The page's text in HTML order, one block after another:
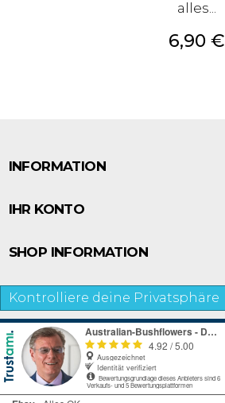
alles...
Preis
6,90 €
INFORMATION
IHR KONTO
SHOP INFORMATION
Kontrolliere deine Privatsphäre